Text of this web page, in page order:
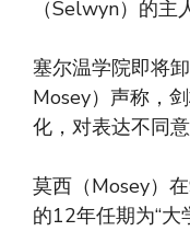
（Selwyn）的主
塞尔温学院即将
Mosey）声称，
化，对表达不同
莫西（Mosey）
的12年任期为“